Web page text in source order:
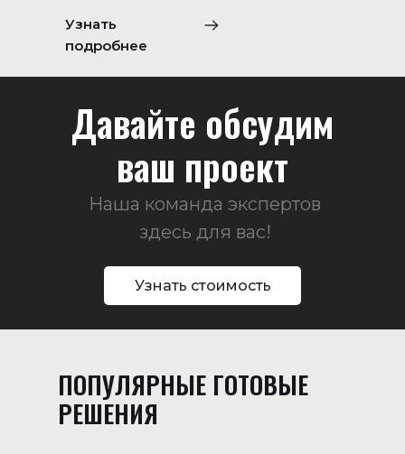
Узнать
подробнее
Давайте обсудим
ваш проект
Наша команда экспертов
здесь для вас!
Узнать стоимость
ПОПУЛЯРНЫЕ ГОТОВЫЕ
РЕШЕНИЯ